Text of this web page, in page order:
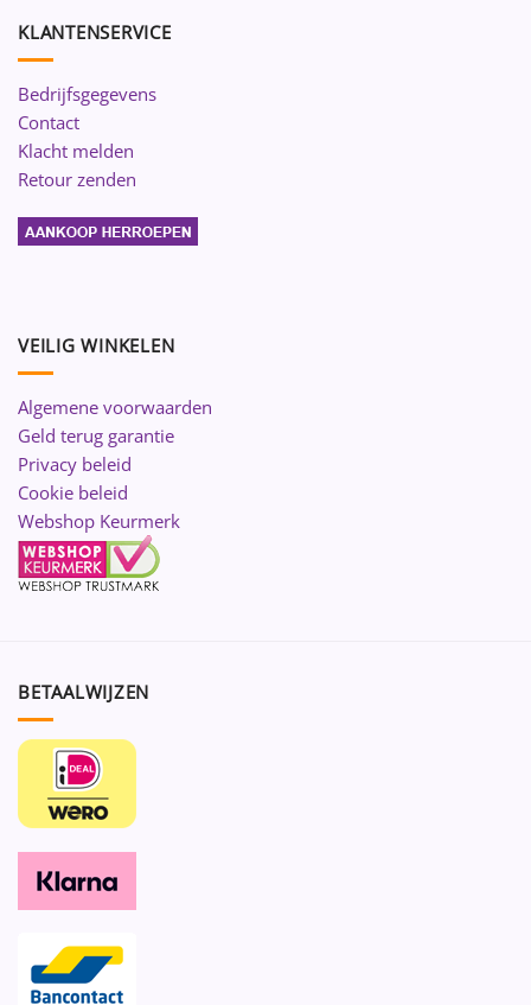
KLANTENSERVICE
Bedrijfsgegevens
Contact
Klacht melden
Retour zenden
VEILIG WINKELEN
Algemene voorwaarden
Geld terug garantie
Privacy beleid
Cookie beleid
Webshop Keurmerk
BETAALWIJZEN